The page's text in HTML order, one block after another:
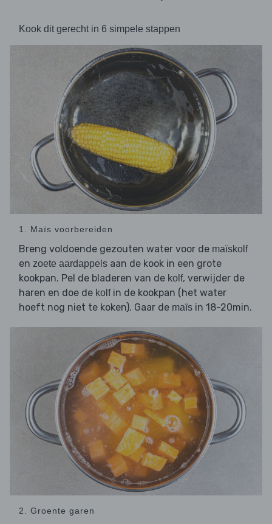
Kook dit gerecht in 6 simpele stappen
1. Maïs voorbereiden
Breng voldoende gezouten water voor de maïskolf
en zoete aardappels aan de kook in een grote
kookpan. Pel de bladeren van de kolf, verwijder de
haren en doe de kolfin de kookpan (het water
hoeft nog niet te koken). Gaar de maïs in 18-20min.
2. Groente garen